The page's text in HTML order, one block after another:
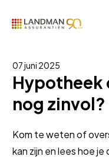
07 juni 2025
Hypotheek
nog zinvol?
Kom te weten of
kan zijn en lees hoe je